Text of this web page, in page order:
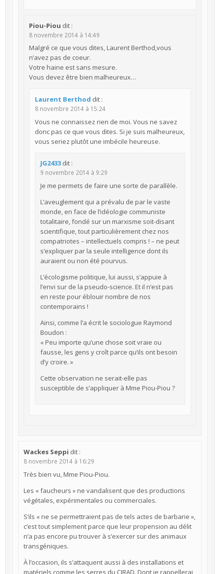
Piou-Piou dit :
8 novembre 2014 à 14:49
Malgré ce que vous dites, Laurent Berthod,vous
n’avez pas de coeur.
Votre haine est sans mesure.
Vous devez être bien malheureux…
Laurent Berthod dit :
8 novembre 2014 à 15:24
Vous ne connaissez rien de moi. Vous ne savez
donc pas ce que vous dites. Si je suis malheureux,
vous seriez plutôt une imbécile heureuse.
JG2433 dit :
9 novembre 2014 à 9:29
Je me permets de faire une sorte de parallèle.
L’aveuglement qui a prévalu de par le vaste
monde, en face de l’idéologie communiste
totalitaire, fondé sur un marxisme soit-disant
scientifique, tout particulièrement chez nos
compatriotes – intellectuels compris ! – ne peut
s’expliquer par la seule intelligence dont ils
auraient ou non été pourvus.
L’écologisme politique, lui aussi, s’appuie à
l’envi sur de la pseudo-science. Et il n’est pas
en reste pour éblouir nombre de nos
contemporains !
Ainsi, comme l’a écrit le sociologue Raymond
Boudon :
« Peu importe qu’une chose soit vraie ou
fausse, les gens y croît parce qu’ils ont besoin
d’y croire. »
Cette observation ne serait-elle pas
susceptible de s’appliquer à Mme Piou-Piou ?
Wackes Seppi dit :
8 novembre 2014 à 16:29
Très bien vu, Mme Piou-Piou.
Les « faucheurs » ne vandalisent que des productions
végétales, expérimentales ou commerciales.
S’ils « ne se permettraient pas de tels actes de barbarie »,
c’est tout simplement parce que leur propension au délit
n’a pas encore pu trouver à s’exercer sur des animaux
transgéniques.
À l’occasion, ils s’attaquent aussi à des installations et
matériels comme les serres du CIRAD. Dont je rappellerai